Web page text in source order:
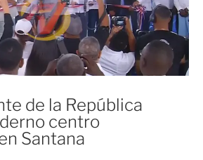
de la República
centro
Santana